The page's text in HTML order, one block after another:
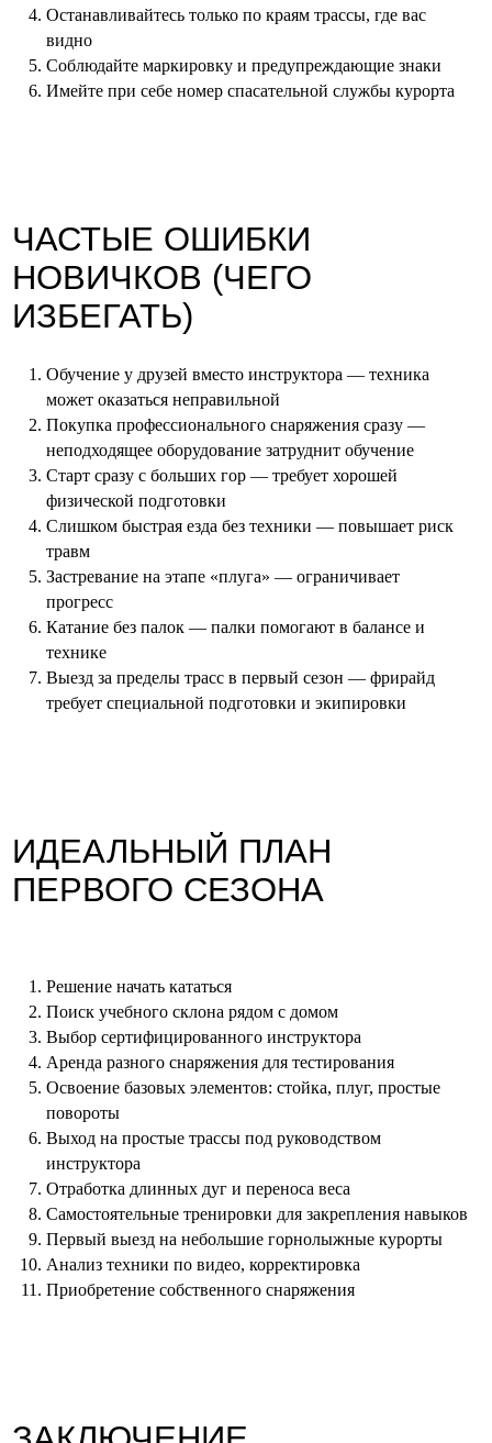
Останавливайтесь только по краям трассы, где вас
видно
Соблюдайте маркировку и предупреждающие знаки
Имейте при себе номер спасательной службы курорта
Обучение у друзей вместо инструктора — техника
может оказаться неправильной
Покупка профессионального снаряжения сразу —
неподходящее оборудование затруднит обучение
Старт сразу с больших гор — требует хорошей
физической подготовки
Слишком быстрая езда без техники — повышает риск
травм
Застревание на этапе «плуга» — ограничивает
прогресс
Катание без палок — палки помогают в балансе и
технике
Выезд за пределы трасс в первый сезон — фрирайд
требует специальной подготовки и экипировки
Решение начать кататься
Поиск учебного склона рядом с домом
Выбор сертифицированного инструктора
Аренда разного снаряжения для тестирования
Освоение базовых элементов: стойка, плуг, простые
повороты
Выход на простые трассы под руководством
инструктора
Отработка длинных дуг и переноса веса
Самостоятельные тренировки для закрепления навыков
Первый выезд на небольшие горнолыжные курорты
Анализ техники по видео, корректировка
Приобретение собственного снаряжения
Каталог
Оферта
г. Москва, Волжский бульвар, 51с17
Vk
Phone
Отзывы
Гарантия
Политика конфиденциальности